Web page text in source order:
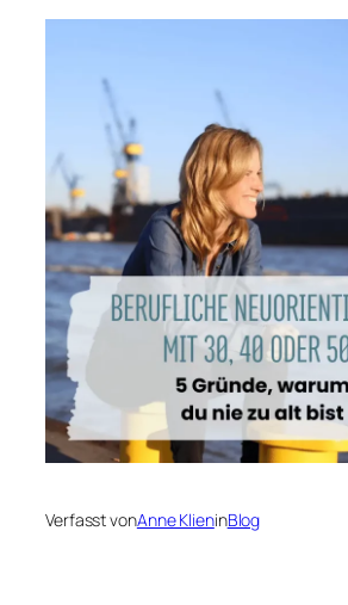
Verfasst vonAnne KlieninBlog